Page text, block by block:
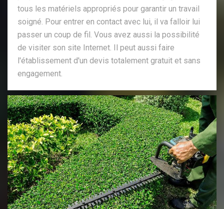
tous les matériels appropriés pour garantir un travail
soigné. Pour entrer en contact avec lui, il va falloir lui
passer un coup de fil. Vous avez aussi la possibilité
de visiter son site Internet. Il peut aussi faire
l'établissement d'un devis totalement gratuit et sans
engagement.